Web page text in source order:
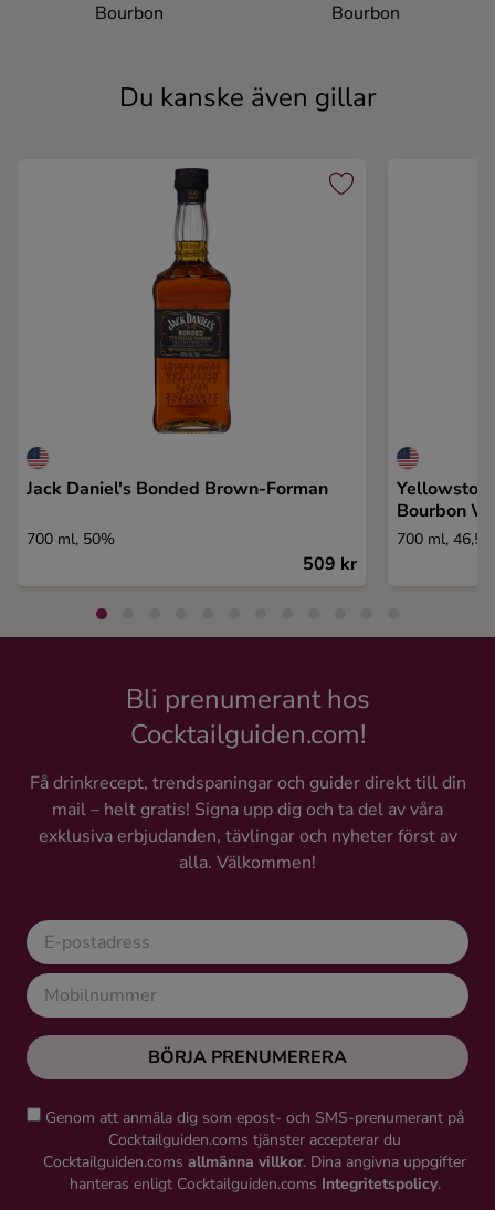
Bourbon
Bourbon
Du kanske även gillar
Jack Daniel's Bonded Brown-Forman
700 ml, 50%
509 kr
Bourbon
700 ml,
Bli prenumerant hos
Cocktailguiden.com!
Få drinkrecept, trendspaningar och guider direkt till din
mail – helt gratis! Signa upp dig och ta del av våra
exklusiva erbjudanden, tävlingar och nyheter först av
alla. Välkommen!
BÖRJA PRENUMERERA
Genom att anmäla dig som epost- och SMS-prenumerant på
Cocktailguiden.coms tjänster accepterar du
Cocktailguiden.coms allmänna villkor. Dina angivna uppgifter
hanteras enligt Cocktailguiden.coms Integritetspolicy.